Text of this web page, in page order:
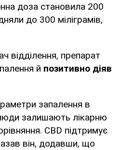
доза становила 200
до 300 міліграмів,
відділення, препарат
й позитивно діяв
запалення в
залишають лікарню
CBD підтримує
він, додавши, що